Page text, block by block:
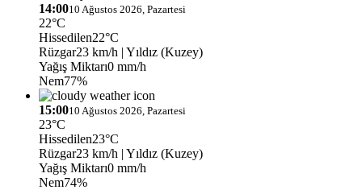
14:0010 Ağustos 2026, Pazartesi
22°C
Hissedilen22°C
Rüzgar23 km/h | Yıldız (Kuzey)
Yağış Miktarı0 mm/h
Nem77%
15:0010 Ağustos 2026, Pazartesi
23°C
Hissedilen23°C
Rüzgar23 km/h | Yıldız (Kuzey)
Yağış Miktarı0 mm/h
Nem74%